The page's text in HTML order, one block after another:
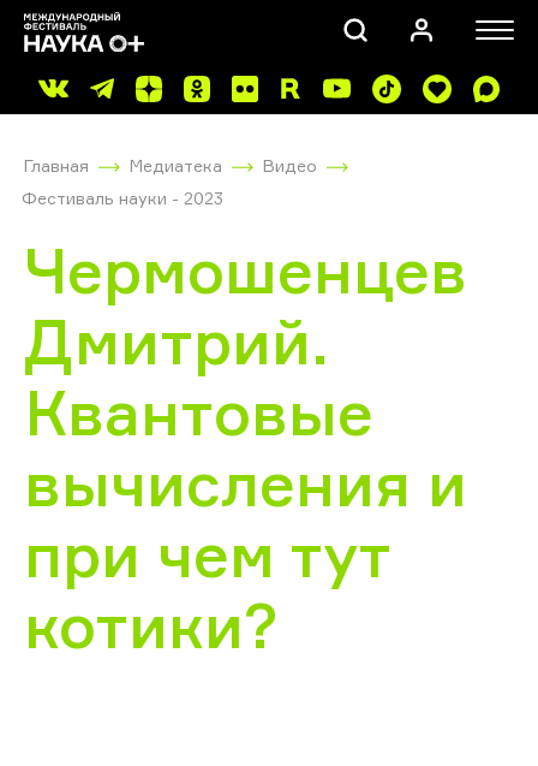
Главная Медиатека
Видео
Фестиваль науки - 2023
Чермошенцев
Дмитрий.
Квантовые
вычисления и
при чем тут
котики?